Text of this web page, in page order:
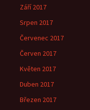
Září 2017
Srpen 2017
Červenec 2017
Červen 2017
Květen 2017
Duben 2017
Březen 2017